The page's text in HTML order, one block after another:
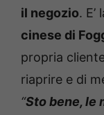
il negozio. E’
cinese di
propria
riaprire e di
“Sto bene, le